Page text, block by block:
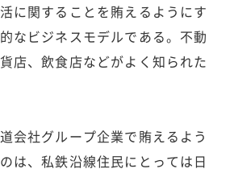
に関することを賄えるようにす
なビジネスモデルである。不動
店、飲食店などがよく知られた
会社グループ企業で賄えるよう
は、私鉄沿線住民にとっては日